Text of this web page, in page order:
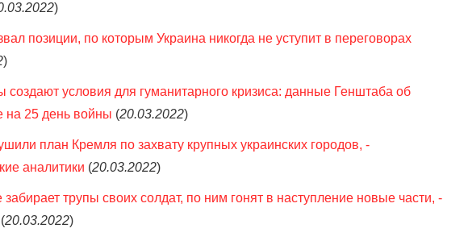
)
позиции, по которым Украина никогда не уступит в переговорах
)
создают условия для гуманитарного кризиса: данные Генштаба об
на 25 день войны (20.03.2022)
план Кремля по захвату крупных украинских городов, -
аналитики (20.03.2022)
забирает трупы своих солдат, по ним гонят в наступление новые части, -
(20.03.2022)